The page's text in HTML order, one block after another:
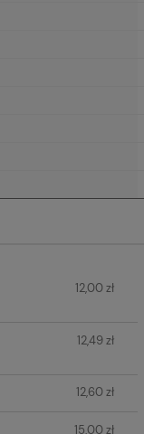
12,00 zł
12,49 zł
12,60 zł
15,00 zł